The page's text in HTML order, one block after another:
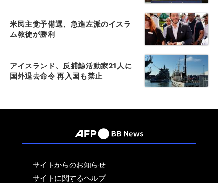
米民主党予備選、急進左派のイスラ
ム教徒が勝利
アイスランド、反捕鯨活動家21人に
国外退去命令 再入国も禁止
サイトからのお知らせ
サイトに関するヘルプ